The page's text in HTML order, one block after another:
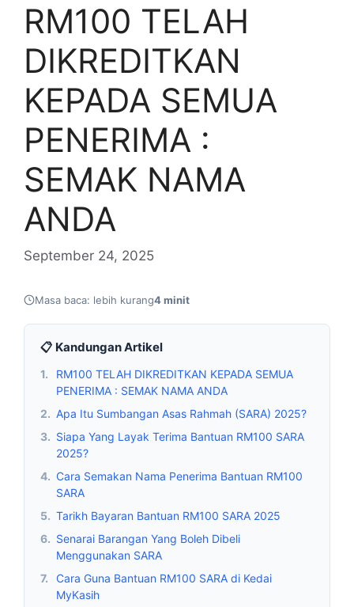
RM100 TELAH
DIKREDITKAN
KEPADA SEMUA
PENERIMA :
SEMAK NAMA
ANDA
September 24, 2025
Masa baca: lebih kurang4 minit
📋 Kandungan Artikel
1.
RM100 TELAH DIKREDITKAN KEPADA SEMUA
PENERIMA : SEMAK NAMA ANDA
2. Apa Itu Sumbangan Asas Rahmah (SARA) 2025?
3. Siapa Yang Layak Terima Bantuan RM100 SARA
2025?
4. Cara Semakan Nama Penerima Bantuan RM100
SARA
5. Tarikh Bayaran Bantuan RM100 SARA 2025
6. Senarai Barangan Yang Boleh Dibeli
Menggunakan SARA
7.
Cara Guna Bantuan RM100 SARA di Kedai
MyKasih